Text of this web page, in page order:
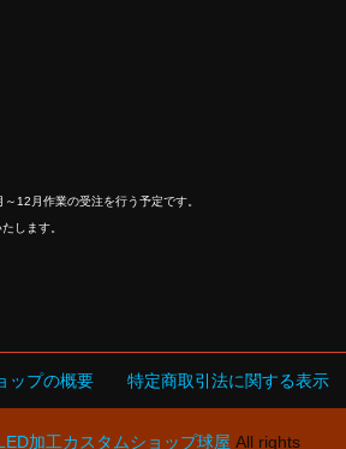
12月作業の受注を行う予定です。
します。
ップの概要 特定商取引法に関する表示
加工カスタムショップ球屋 All rights